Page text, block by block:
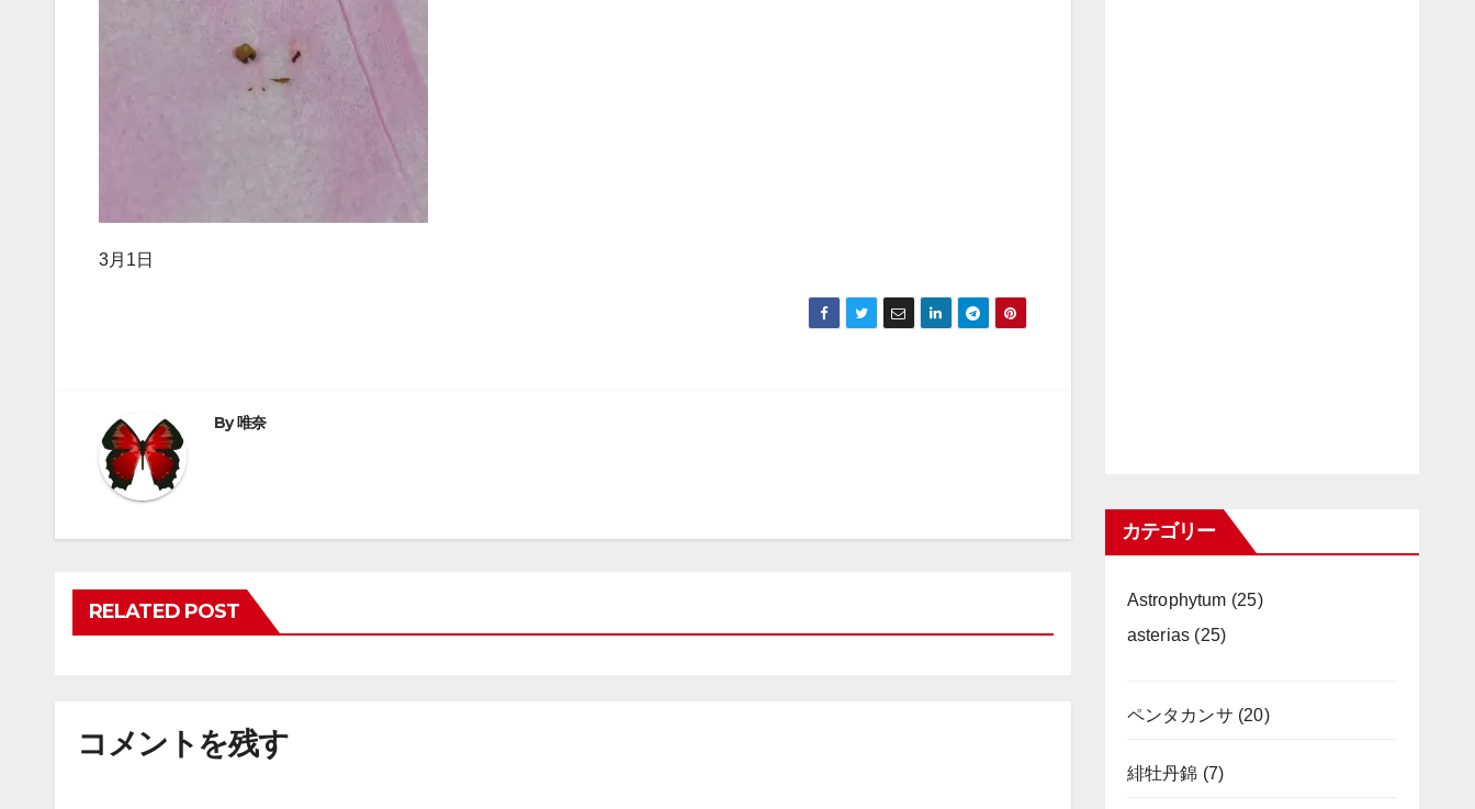
3月1日
By唯奈
RELATED POST
コメントを残す
カテゴリー
Astrophytum (25)
asterias (25)
ペンタカンサ (20)
緋牡丹錦 (7)